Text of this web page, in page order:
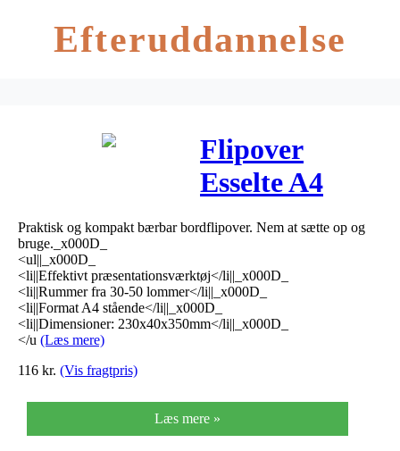
Efteruddannelse
Flipover
Esselte A4
højformat hul.
297x210mm
Praktisk og kompakt bærbar bordflipover. Nem at sætte op og
bruge._x000D_
<ul||_x000D_
<li||Effektivt præsentationsværktøj</li||_x000D_
<li||Rummer fra 30-50 lommer</li||_x000D_
<li||Format A4 stående</li||_x000D_
<li||Dimensioner: 230x40x350mm</li||_x000D_
</u (Læs mere)
116 kr. (Vis fragtpris)
Læs mere »